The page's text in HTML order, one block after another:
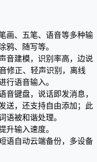
画、五笔、语音等多种输
鸦、随写等。
音建模，识别率高，边说
修正、轻声识别，离线
行语音输入。
音键盘，说话即发消息，
送，还支持自由添加；此
语被和谐处理。
升输入速度。
语自动云端备份，多设备